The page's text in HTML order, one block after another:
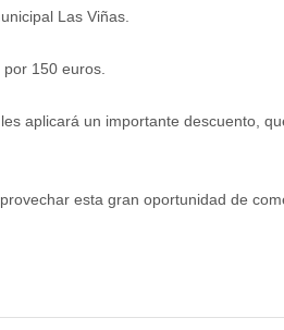
Las Viñas.
150 euros.
aplicará un importante descuento,
esta gran oportunidad de